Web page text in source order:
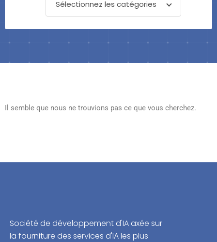
Sélectionnez les catégories
Il semble que nous ne trouvions pas ce que vous cherchez.
Société de développement d'IA axée sur
la fourniture des services d'IA les plus